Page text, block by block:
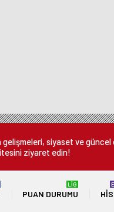
siyaset ve güncel
ziyaret edin!
PUAN DURUMU
LİG